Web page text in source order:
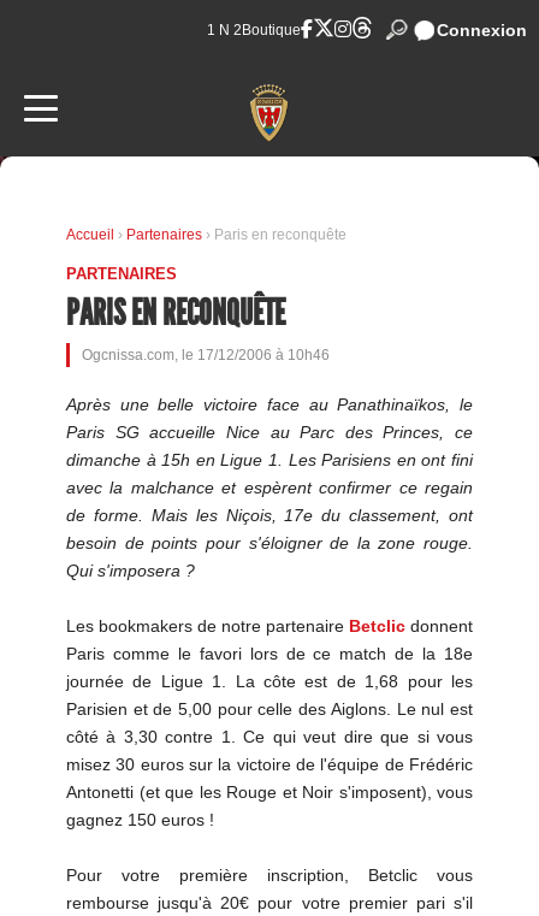
1 N 2 Boutique Connexion
Accueil › Partenaires › Paris en reconquête
PARTENAIRES
PARIS EN RECONQUÊTE
Ogcnissa.com, le 17/12/2006 à 10h46
Après une belle victoire face au Panathinaïkos, le
Paris SG accueille Nice au Parc des Princes, ce
dimanche à 15h en Ligue 1. Les Parisiens en ont fini
avec la malchance et espèrent confirmer ce regain
de forme. Mais les Niçois, 17e du classement, ont
besoin de points pour s'éloigner de la zone rouge.
Qui s'imposera ?
Les bookmakers de notre partenaire Betclic donnent
Paris comme le favori lors de ce match de la 18e
journée de Ligue 1. La côte est de 1,68 pour les
Parisien et de 5,00 pour celle des Aiglons. Le nul est
côté à 3,30 contre 1. Ce qui veut dire que si vous
misez 30 euros sur la victoire de l'équipe de Frédéric
Antonetti (et que les Rouge et Noir s'imposent), vous
gagnez 150 euros !
Pour votre première inscription, Betclic vous
rembourse jusqu'à 20€ pour votre premier pari s'il